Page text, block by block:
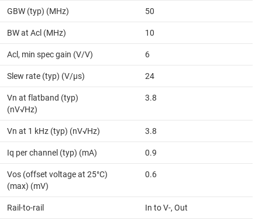
GBW (typ) (MHz) 50
BW at Acl (MHz) 10
Acl, min spec gain (V/V) 6
Slew rate (typ) (V/µs) 24
Vn at flatband (typ)
(nV√Hz)
3.8
Vn at 1 kHz (typ) (nV√Hz) 3.8
Iq per channel (typ) (mA) 0.9
Vos (offset voltage at 25°C)
(max) (mV)
0.6
Rail-to-rail In to V-, Out